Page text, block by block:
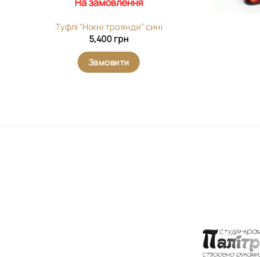
Туфлі “Ніжні троянди” сині
5,400 грн
Замовити